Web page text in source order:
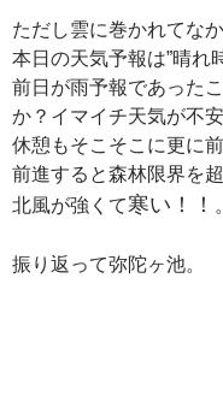
ただし雲に巻かれてな
本日の天気予報は”晴れ
前日が雨予報であった
か？イマイチ天気が不安
休憩もそこそこに更に前
前進すると森林限界を
北風が強くて寒い！！ 。
振り返って弥陀ヶ池。